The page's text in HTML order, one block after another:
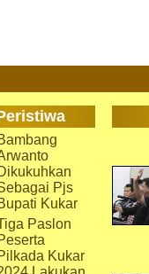
Pjs
Kukar
Paslon
Kukar